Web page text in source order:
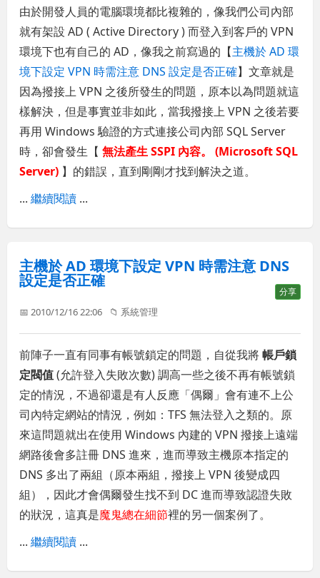
由於開發人員的電腦環境都比複雜的，像我們公司內部
就有架設 AD ( Active Directory ) 而登入到客戶的 VPN
環境下也有自己的 AD，像我之前寫過的【主機於 AD 環
境下設定 VPN 時需注意 DNS 設定是否正確】文章就是
因為撥接上 VPN 之後所發生的問題，原本以為問題就這
樣解決，但是事實並非如此，當我撥接上 VPN 之後若要
再用 Windows 驗證的方式連接公司內部 SQL Server
時，卻會發生【無法產生 SSPI 內容。 (Microsoft SQL
Server) 】的錯誤，直到剛剛才找到解決之道。
...繼續閱讀 ...
主機於 AD 環境下設定 VPN 時需注意 DNS
設定是否正確
分享
📅 2010/12/16 22:06 📁 系統管理
前陣子一直有同事有帳號鎖定的問題，自從我將帳戶鎖
定閥值(允許登入失敗次數) 調高一些之後不再有帳號鎖
定的情況，不過卻還是有人反應「偶爾」會有連不上公
司內特定網站的情況，例如：TFS 無法登入之類的。原
來這問題就出在使用 Windows 內建的 VPN 撥接上遠端
網路後會多註冊 DNS 進來，進而導致主機原本指定的
DNS 多出了兩組（原本兩組，撥接上 VPN 後變成四
組），因此才會偶爾發生找不到 DC 進而導致認證失敗
的狀況，這真是魔鬼總在細節裡的另一個案例了。
...繼續閱讀 ...